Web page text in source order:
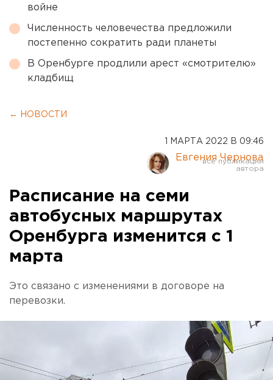
войне
Численность человечества предложили
постепенно сократить ради планеты
В Оренбурге продлили арест «смотрителю»
кладбищ
← НОВОСТИ
1 МАРТА 2022 В 09:46
Евгения Чернова
Расписание на семи
автобусных маршрутах
Оренбурга изменится с 1
марта
Это связано с изменениями в договоре на
перевозки.